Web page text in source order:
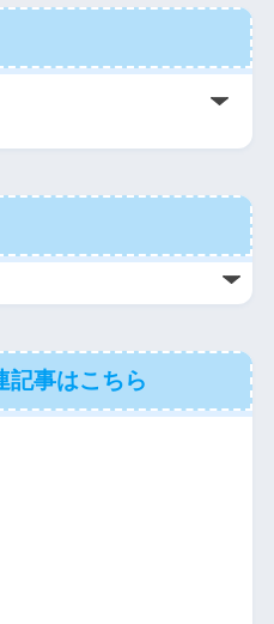
記事はこちら